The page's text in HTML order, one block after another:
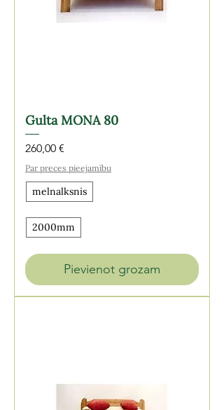
Gulta MONA 80
Cena
260,00 €
Par preces pieejamību
melnalksnis
2000mm
Pievienot grozam